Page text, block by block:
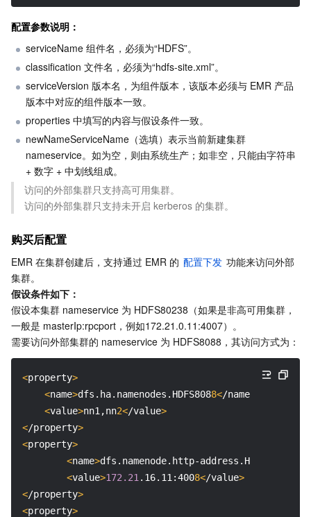
配置参数说明：
serviceName 组件名，必须为“HDFS”。
classification 文件名，必须为“hdfs-site.xml”。
serviceVersion 版本名，为组件版本，该版本必须与 EMR 产品
版本中对应的组件版本一致。
properties 中填写的内容与假设条件一致。
newNameServiceName（选填）表示当前新建集群
nameservice。如为空，则由系统生产；如非空，只能由字符串
+ 数字 + 中划线组成。
访问的外部集群只支持高可用集群。
访问的外部集群只支持未开启 kerberos 的集群。
购买后配置
EMR 在集群创建后，支持通过 EMR 的 配置下发 功能来访问外部
集群。
假设条件如下：
假设本集群 nameservice 为 HDFS80238（如果是非高可用集群，
一般是 masterIp:rpcport，例如172.21.0.11:4007）。
需要访问外部集群的 nameservice 为 HDFS8088，其访问方式为：
<property>
<name>dfs.ha.namenodes.HDFS8088</name
<value>nn1,nn2</value>
</property>
<property>
<name>dfs.namenode.http-address.HDFS8088.nn
<value>172.21 .16.11:4008</value>
</property>
<property>